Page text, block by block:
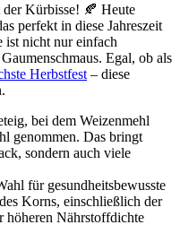
Kürbisse! 🍂 Heute
perfekt in diese Jahreszeit
ist nicht nur einfach
Egal, ob als
Herbstfest – diese
bei dem Weizenmehl
genommen. Das bringt
sondern auch viele
für gesundheitsbewusste
Korns, einschließlich der
höheren Nährstoffdichte